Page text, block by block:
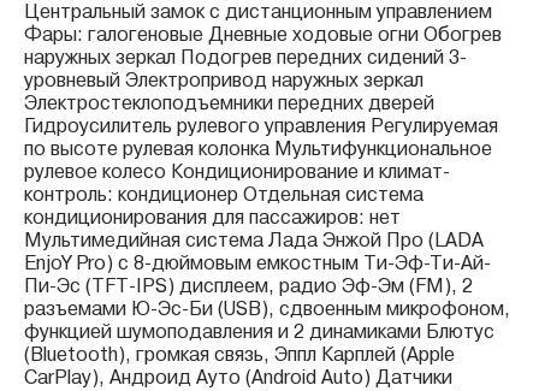
Центральный замок с дистанционным управлением
Фары: галогеновые Дневные ходовые огни Обогрев
наружных зеркал Подогрев передних сидений 3-
уровневый Электропривод наружных зеркал
Электростеклоподъемники передних дверей
Гидроусилитель рулевого управления Регулируемая
по высоте рулевая колонка Мультифункциональное
рулевое колесо Кондиционирование и климат-
контроль: кондиционер Отдельная система
кондиционирования для пассажиров: нет
Мультимедийная система Лада Энжой Про (LADA
EnjoY Pro) с 8-дюймовым емкостным Ти-Эф-Ти-Ай-
Пи-Эс (TFT-IPS) дисплеем, радио Эф-Эм (FM), 2
разъемами Ю-Эс-Би (USB), сдвоенным микрофоном,
функцией шумоподавления и 2 динамиками Блютус
(Bluetooth), громкая связь, Эппл Карплей (Apple
CarPlay), Андроид Ауто (Android Auto) Датчики